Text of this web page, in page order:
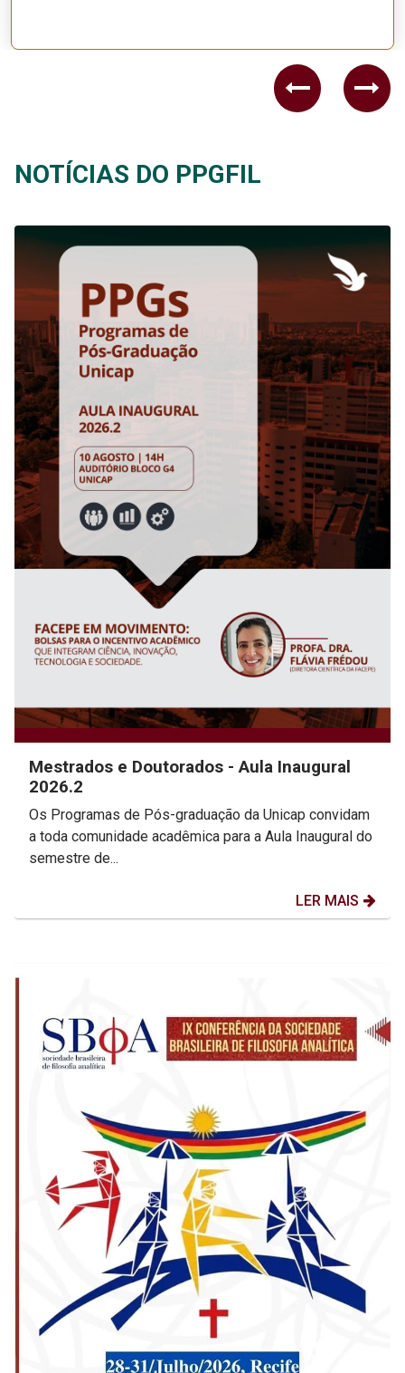
Previous
NOTÍCIAS DO PPGFIL
Mestrados e Doutorados - Aula Inaugural
2026.2
Os Programas de Pós-graduação da Unicap convidam
a toda comunidade acadêmica para a Aula Inaugural do
semestre de...
LER MAIS